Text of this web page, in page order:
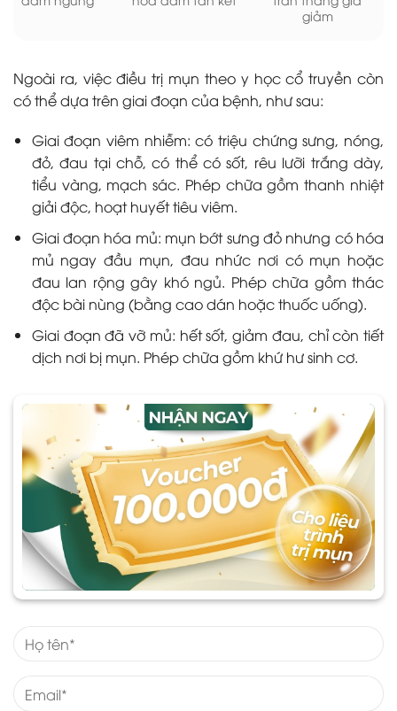
giảm
Ngoài ra, việc điều trị mụn theo y học cổ truyền còn
có thể dựa trên giai đoạn của bệnh, như sau:
Giai đoạn viêm nhiễm: có triệu chứng sưng, nóng,
đỏ, đau tại chỗ, có thể có sốt, rêu lưỡi trắng dày,
tiểu vàng, mạch sác. Phép chữa gồm thanh nhiệt
giải độc, hoạt huyết tiêu viêm.
Giai đoạn hóa mủ: mụn bớt sưng đỏ nhưng có hóa
mủ ngay đầu mụn, đau nhức nơi có mụn hoặc
đau lan rộng gây khó ngủ. Phép chữa gồm thác
độc bài nùng (bằng cao dán hoặc thuốc uống).
Giai đoạn đã vỡ mủ: hết sốt, giảm đau, chỉ còn tiết
dịch nơi bị mụn. Phép chữa gồm khứ hư sinh cơ.